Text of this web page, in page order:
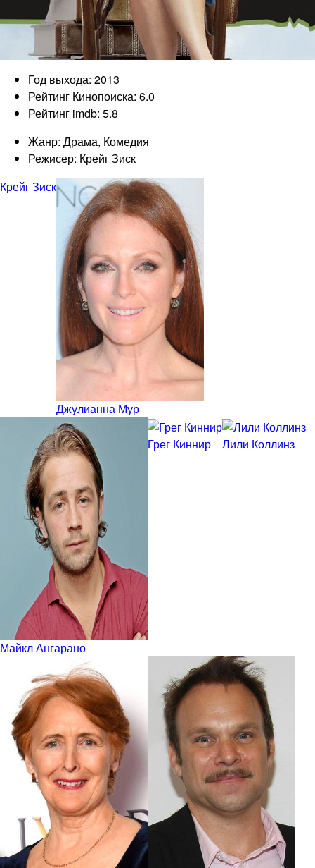
Год выхода: 2013
Рейтинг Кинопоиска: 6.0
Рейтинг imdb: 5.8
Жанр: Драма, Комедия
Режисер: Крейг Зиск
Крейг Зиск
Джулианна Мур
Майкл Ангарано
Грег Киннир Лили Коллинз